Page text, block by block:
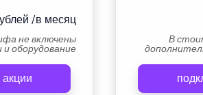
/в месяц
не включены
оборудование
В